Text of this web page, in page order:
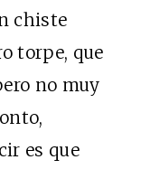
chiste
torpe, que
no muy
es que